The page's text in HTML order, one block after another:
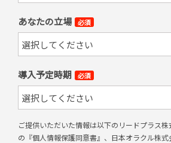
あなたの立場 必須
導入予定時期 必須
ご提供いただいた情報は以下のリードプラス株
の『個人情報保護同意書』、日本オラクル株式